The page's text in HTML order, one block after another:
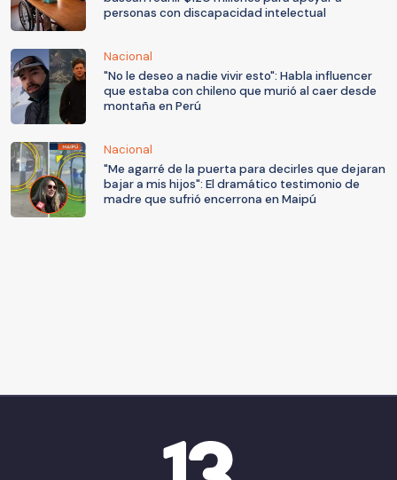
personas con discapacidad intelectual
Nacional
"No le deseo a nadie vivir esto": Habla influencer
que estaba con chileno que murió al caer desde
montaña en Perú
Nacional
"Me agarré de la puerta para decirles que dejaran
bajar a mis hijos": El dramático testimonio de
madre que sufrió encerrona en Maipú